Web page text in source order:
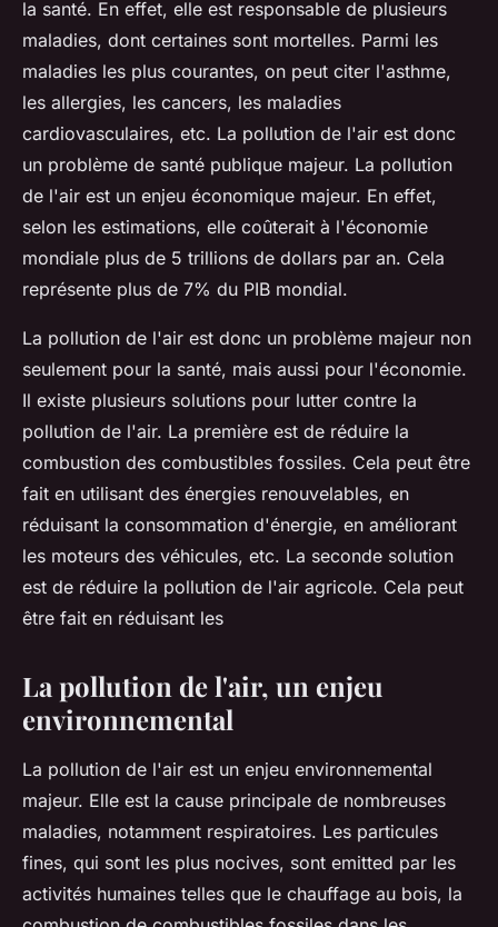
la santé. En effet, elle est responsable de plusieurs
maladies, dont certaines sont mortelles. Parmi les
maladies les plus courantes, on peut citer l'asthme,
les allergies, les cancers, les maladies
cardiovasculaires, etc. La pollution de l'air est donc
un problème de santé publique majeur. La pollution
de l'air est un enjeu économique majeur. En effet,
selon les estimations, elle coûterait à l'économie
mondiale plus de 5 trillions de dollars par an. Cela
représente plus de 7% du PIB mondial.
La pollution de l'air est donc un problème majeur non
seulement pour la santé, mais aussi pour l'économie.
Il existe plusieurs solutions pour lutter contre la
pollution de l'air. La première est de réduire la
combustion des combustibles fossiles. Cela peut être
fait en utilisant des énergies renouvelables, en
réduisant la consommation d'énergie, en améliorant
les moteurs des véhicules, etc. La seconde solution
est de réduire la pollution de l'air agricole. Cela peut
être fait en réduisant les
La pollution de l'air, un enjeu
environnemental
La pollution de l'air est un enjeu environnemental
majeur. Elle est la cause principale de nombreuses
maladies, notamment respiratoires. Les particules
fines, qui sont les plus nocives, sont emitted par les
activités humaines telles que le chauffage au bois, la